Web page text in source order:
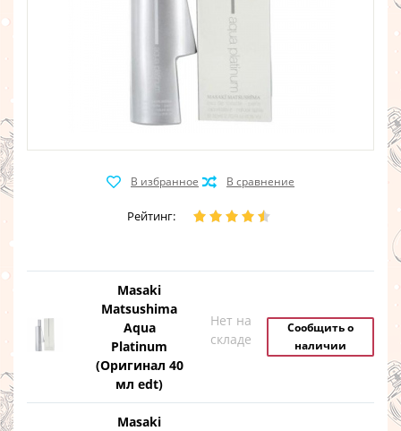
Рейтинг:
Masaki
Matsushima
Aqua
Platinum
(Оригинал 40
мл edt)
Нет на
складе
Сообщить о
наличии
Masaki